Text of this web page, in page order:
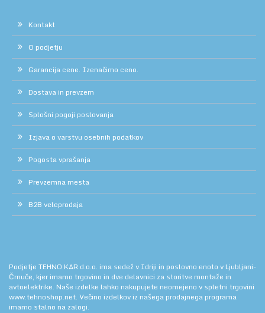
Kontakt
O podjetju
Garancija cene. Izenačimo ceno.
Dostava in prevzem
Splošni pogoji poslovanja
Izjava o varstvu osebnih podatkov
Pogosta vprašanja
Prevzemna mesta
B2B veleprodaja
Podjetje TEHNO KAR d.o.o. ima sedež v Idriji in poslovno enoto v Ljubljani-
Črnuče, kjer imamo trgovino in dve delavnici za storitve montaže in
avtoelektrike. Naše izdelke lahko nakupujete neomejeno v spletni trgovini
www.tehnoshop.net. Večino izdelkov iz našega prodajnega programa
imamo stalno na zalogi.